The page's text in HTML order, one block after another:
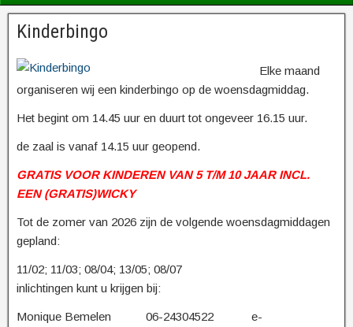
Kinderbingo
Elke maand
organiseren wij een kinderbingo op de woensdagmiddag.
Het begint om 14.45 uur en duurt tot ongeveer 16.15 uur.
de zaal is vanaf 14.15 uur geopend.
GRATIS VOOR KINDEREN VAN 5 T/M 10 JAAR INCL.
EEN (GRATIS)WICKY
Tot de zomer van 2026 zijn de volgende woensdagmiddagen
gepland:
11/02; 11/03; 08/04; 13/05; 08/07
inlichtingen kunt u krijgen bij:
Monique Bemelen 06-24304522 e-